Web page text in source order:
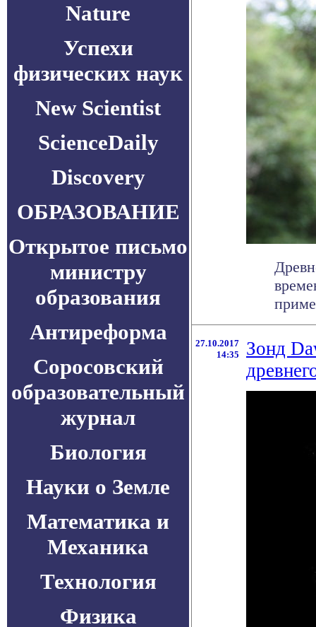
Nature
Успехи
физических наук
New Scientist
ScienceDaily
Discovery
ОБРАЗОВАНИЕ
Открытое письмо
министру
образования
Антиреформа
Соросовский
образовательный
журнал
Биология
Науки о Земле
Математика и
Механика
Технология
Физика
27.10.2017
14:35
Зонд